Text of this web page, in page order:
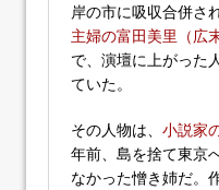
岸の市に吸収合併さ
主婦の富田美里（広
で、演壇に上がった
ていた。
その人物は、 小説家
年前、島を捨て東京
なかった憎き姉だ。